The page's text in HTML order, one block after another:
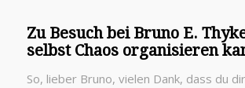
Zu Besuch bei Bruno E.
selbst Chaos organisieren
So, lieber Bruno, vielen Dank, dass du